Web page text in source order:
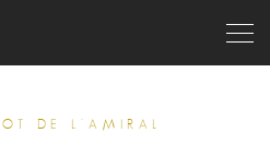
DE L'AMIRAL